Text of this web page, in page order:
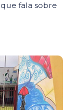
fala sobre